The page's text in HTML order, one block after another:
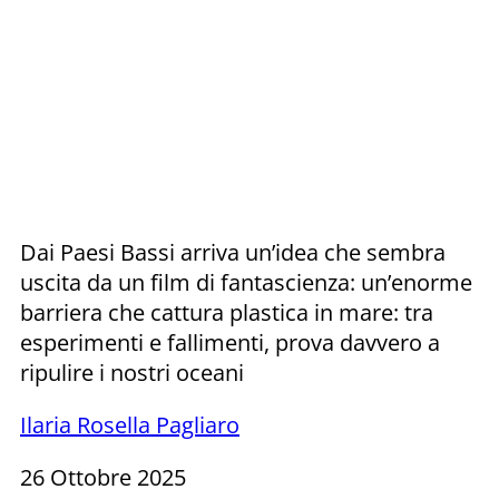
Dai Paesi Bassi arriva un’idea che sembra
uscita da un film di fantascienza: un’enorme
barriera che cattura plastica in mare: tra
esperimenti e fallimenti, prova davvero a
ripulire i nostri oceani
Ilaria Rosella Pagliaro
26 Ottobre 2025